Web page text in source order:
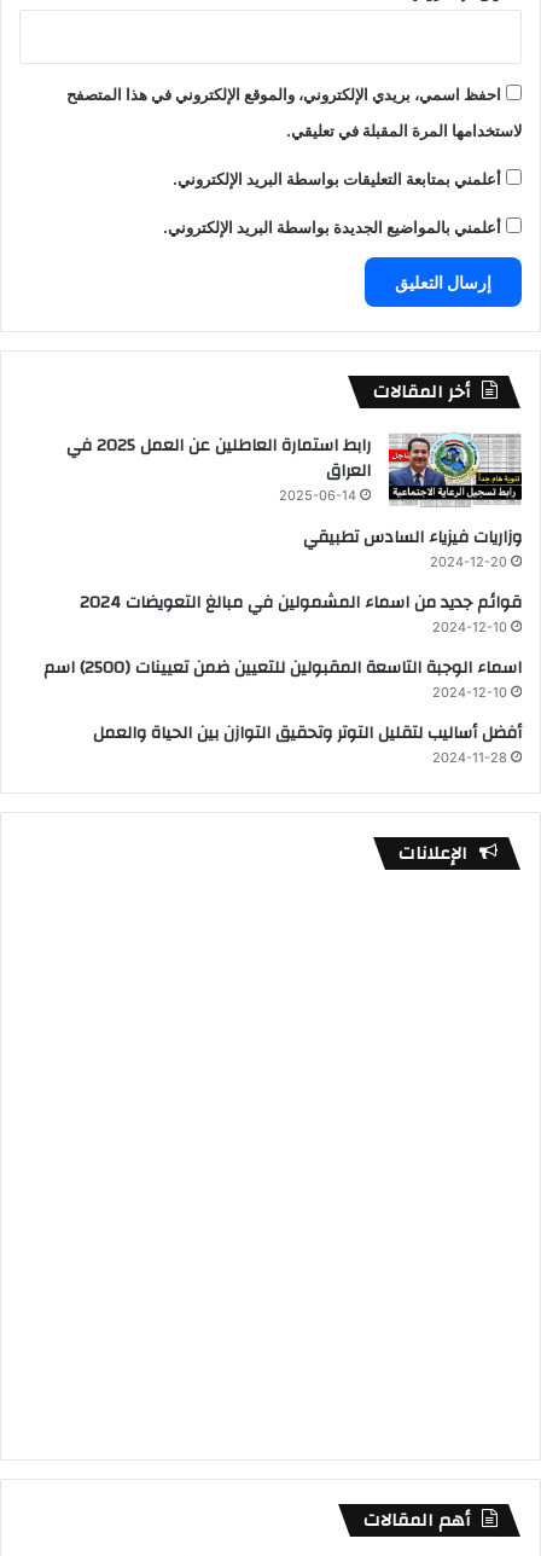
احفظ اسمي، بريدي الإلكتروني، والموقع الإلكتروني في هذا المتصفح
لاستخدامها المرة المقبلة في تعليقي.
أعلمني بمتابعة التعليقات بواسطة البريد الإلكتروني.
أعلمني بالمواضيع الجديدة بواسطة البريد الإلكتروني.
أخر المقالات
رابط استمارة العاطلين عن العمل 2025 في
العراق
2025-06-14
وزاريات فيزياء السادس تطبيقي
2024-12-20
قوائم جديد من اسماء المشمولين في مبالغ التعويضات 2024
2024-12-10
اسماء الوجبة التاسعة المقبولين للتعيين ضمن تعيينات (2500) اسم
2024-12-10
أفضل أساليب لتقليل التوتر وتحقيق التوازن بين الحياة والعمل
2024-11-28
الإعلانات
أهم المقالات